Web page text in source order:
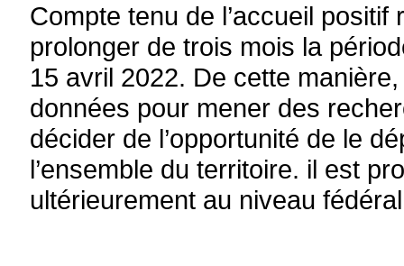
Compte tenu de l’accueil
prolonger de trois mois la
15 avril 2022. De cette
données pour mener des
décider de l’opportunité de le
l’ensemble du territoire. il est
ultérieurement au niveau